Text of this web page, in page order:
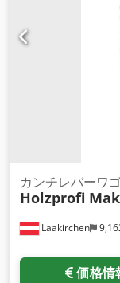
Laakirchen
カンチレバーワ
Holzprofi
価格情